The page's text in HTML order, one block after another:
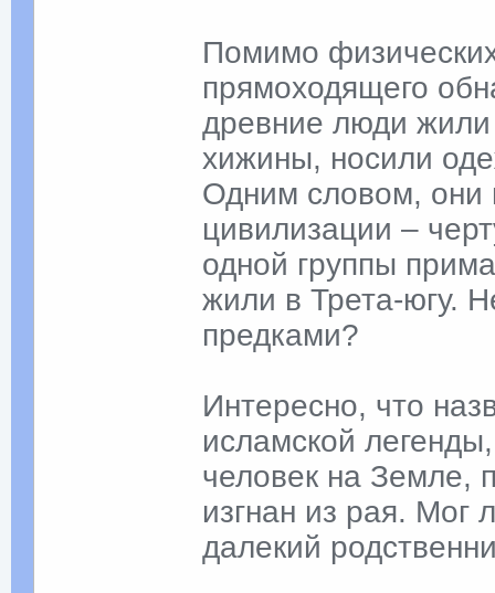
Помимо
прямоходящего
древние люди
хижины, носили
Одним словом, они
цивилизации –
одной группы
жили в Трета-югу.
предками?
Интересно, что
исламской
человек на Земле,
изгнан из рая. Мог
далекий